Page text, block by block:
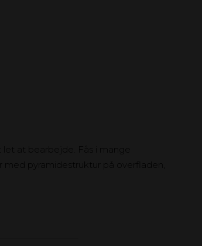
at bearbejde. Fås i mange
pyramidestruktur på overfladen,